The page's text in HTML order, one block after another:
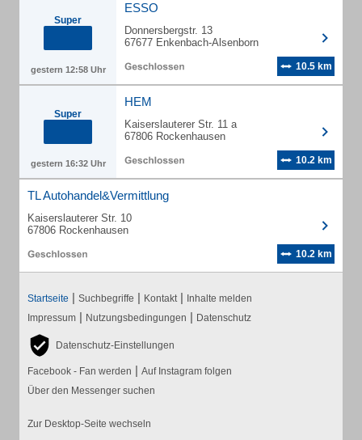
Super
gestern 12:58 Uhr
ESSO
Donnersbergstr. 13
67677 Enkenbach-Alsenborn
10.5 km
Super
gestern 16:32 Uhr
HEM
Kaiserslauterer Str. 11 a
67806 Rockenhausen
10.2 km
TL Autohandel&Vermittlung
Kaiserslauterer Str. 10
67806 Rockenhausen
10.2 km
Startseite | Suchbegriffe | Kontakt | Inhalte melden
Impressum | Nutzungsbedingungen | Datenschutz
Datenschutz-Einstellungen
Facebook - Fan werden | Auf Instagram folgen
Über den Messenger suchen
Zur Desktop-Seite wechseln